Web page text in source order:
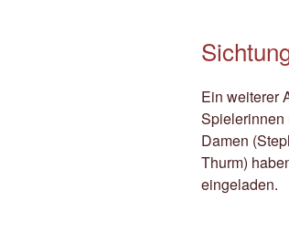
Ein weiterer
Spielerinnen
Damen
Thurm)
eingeladen.